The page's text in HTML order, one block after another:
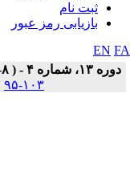
ثبت نام
بازیابی رمز عبور
EN
دوره ۱۳، شماره ۴ - ( ۸-۱۴۰۴ )
۱۰۳-۹۵
|